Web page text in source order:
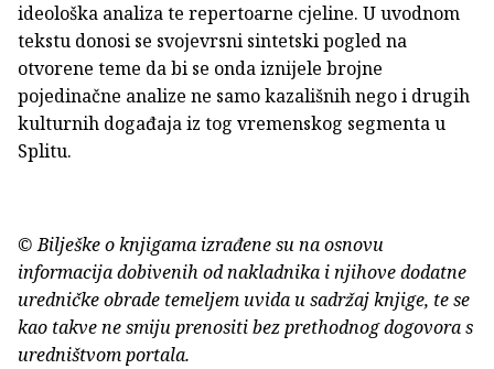
ideološka analiza te repertoarne cjeline. U uvodnom
tekstu donosi se svojevrsni sintetski pogled na
otvorene teme da bi se onda iznijele brojne
pojedinačne analize ne samo kazališnih nego i drugih
kulturnih događaja iz tog vremenskog segmenta u
Splitu.
© Bilješke o knjigama izrađene su na osnovu
informacija dobivenih od nakladnika i njihove dodatne
uredničke obrade temeljem uvida u sadržaj knjige, te se
kao takve ne smiju prenositi bez prethodnog dogovora s
uredništvom portala.